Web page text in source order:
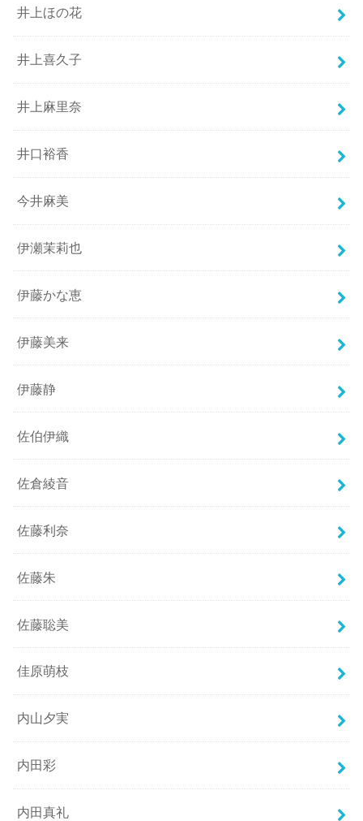
井上ほの花
井上喜久子
井上麻里奈
井口裕香
今井麻美
伊瀬茉莉也
伊藤かな恵
伊藤美来
伊藤静
佐伯伊織
佐倉綾音
佐藤利奈
佐藤朱
佐藤聡美
佳原萌枝
内山夕実
内田彩
内田真礼